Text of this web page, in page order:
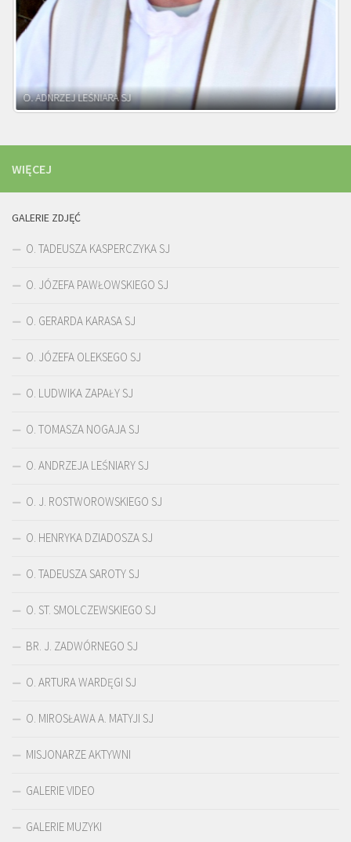
WIĘCEJ
GALERIE ZDJĘĆ
O. TADEUSZA KASPERCZYKA SJ
O. JÓZEFA PAWŁOWSKIEGO SJ
O. GERARDA KARASA SJ
O. JÓZEFA OLEKSEGO SJ
O. LUDWIKA ZAPAŁY SJ
O. TOMASZA NOGAJA SJ
O. ANDRZEJA LEŚNIARY SJ
O. J. ROSTWOROWSKIEGO SJ
O. HENRYKA DZIADOSZA SJ
O. TADEUSZA SAROTY SJ
O. ST. SMOLCZEWSKIEGO SJ
BR. J. ZADWÓRNEGO SJ
O. ARTURA WARDĘGI SJ
O. MIROSŁAWA A. MATYJI SJ
MISJONARZE AKTYWNI
GALERIE VIDEO
GALERIE MUZYKI